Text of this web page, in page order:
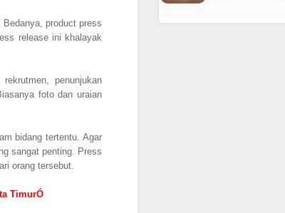
product press
release ini khalayak
penunjukan
foto dan uraian
bidang tertentu. Agar
sangat penting. Press
orang tersebut.
TimurÓ